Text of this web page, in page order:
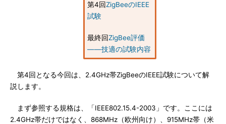
第4回ZigBeeのIEEE
試験
最終回ZigBee評価
――技適の試験内容
第4回となる今回は、2.4GHz帯ZigBeeのIEEE試験について解
説します。
まず参照する規格は、「IEEE802.15.4-2003」です。ここには
2.4GHz帯だけではなく、868MHz（欧州向け）、915MHz帯（米